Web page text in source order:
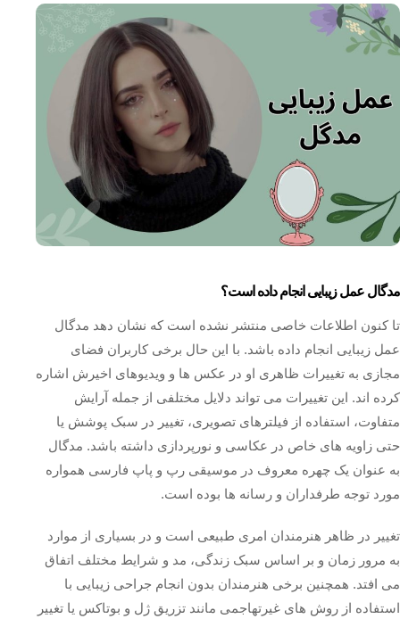
مدگال عمل زیبایی انجام داده است؟
تا کنون اطلاعات خاصی منتشر نشده است که نشان دهد مدگال
عمل زیبایی انجام داده باشد. با این حال برخی کاربران فضای
مجازی به تغییرات ظاهری او در عکس‌ ها و ویدیوهای اخیرش اشاره
کرده‌ اند. این تغییرات می‌ تواند دلایل مختلفی از جمله آرایش
متفاوت، استفاده از فیلترهای تصویری، تغییر در سبک پوشش یا
حتی زاویه‌ های خاص در عکاسی و نورپردازی داشته باشد. مدگال
به عنوان یک چهره معروف در موسیقی رپ و پاپ فارسی همواره
مورد توجه طرفداران و رسانه‌ ها بوده است.
تغییر در ظاهر هنرمندان امری طبیعی است و در بسیاری از موارد
به مرور زمان و بر اساس سبک زندگی، مد و شرایط مختلف اتفاق
می‌ افتد. همچنین برخی هنرمندان بدون انجام جراحی زیبایی با
استفاده از روش‌ های غیرتهاجمی مانند تزریق ژل و بوتاکس یا تغییر